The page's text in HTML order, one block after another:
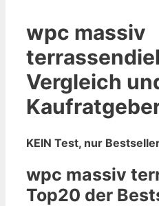
wpc massiv
Vergleich
KEIN Test, nur
wpc massiv
Top20 der